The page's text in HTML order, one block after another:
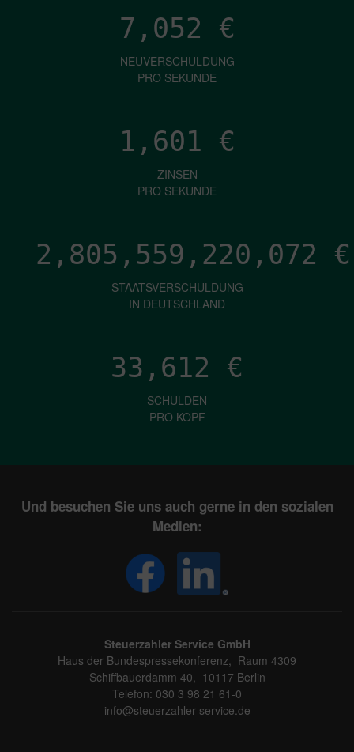
7,052 €
NEUVERSCHULDUNG
PRO SEKUNDE
1,601 €
ZINSEN
PRO SEKUNDE
2,805,559,221,694 €
STAATSVERSCHULDUNG
IN DEUTSCHLAND
33,612 €
SCHULDEN
PRO KOPF
Und besuchen Sie uns auch gerne in den sozialen
Medien:
Steuerzahler Service GmbH
Haus der Bundespressekonferenz, Raum 4309
Schiffbauerdamm 40, 10117 Berlin
Telefon: 030 3 98 21 61-0
info@steuerzahler-service.de